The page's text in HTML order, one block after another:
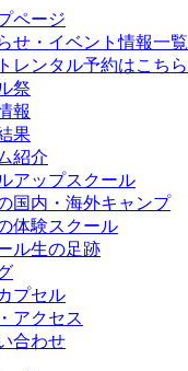
ページ
せ・イベント情報一覧
レンタル予約はこちら
祭
報
果
紹介
アップスクール
国内・海外キャンプ
体験スクール
ル生の足跡
プセル
アクセス
合わせ